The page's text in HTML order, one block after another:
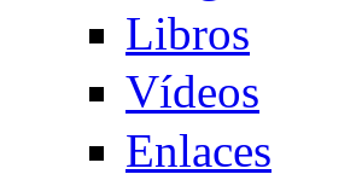
Libros
Vídeos
Enlaces